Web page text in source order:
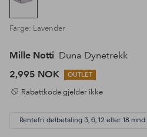
Farge: Lavender
Mille Notti Duna Dynetrekk
2,995 NOK
OUTLET
Rabattkode gjelder ikke
Rentefri delbetaling 3, 6, 12 eller 18 mnd.